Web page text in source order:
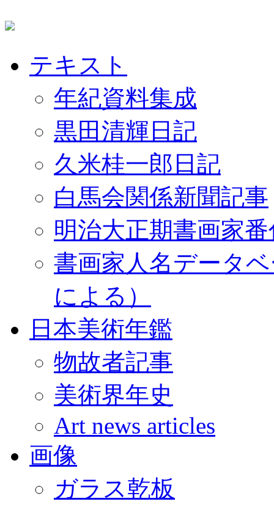
テキスト
年紀資料集成
黒田清輝日記
久米桂一郎日記
白馬会関係新聞記事
明治大正期書画家
書画家人名データ
による）
日本美術年鑑
物故者記事
美術界年史
Art news articles
画像
ガラス乾板